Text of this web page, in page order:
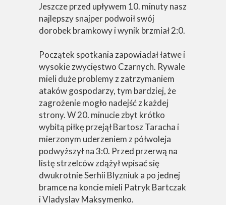
Jeszcze przed upływem 10. minuty nasz
najlepszy snajper podwoił swój
dorobek bramkowy i wynik brzmiał 2:0.
Początek spotkania zapowiadał łatwe i
wysokie zwycięstwo Czarnych. Rywale
mieli duże problemy z zatrzymaniem
ataków gospodarzy, tym bardziej, że
zagrożenie mogło nadejść z każdej
strony. W 20. minucie zbyt krótko
wybitą piłkę przejął Bartosz Taracha i
mierzonym uderzeniem z półwoleja
podwyższył na 3:0. Przed przerwą na
listę strzelców zdążył wpisać się
dwukrotnie Serhii Blyzniuk a po jednej
bramce na koncie mieli Patryk Bartczak
i Vladyslav Maksymenko.